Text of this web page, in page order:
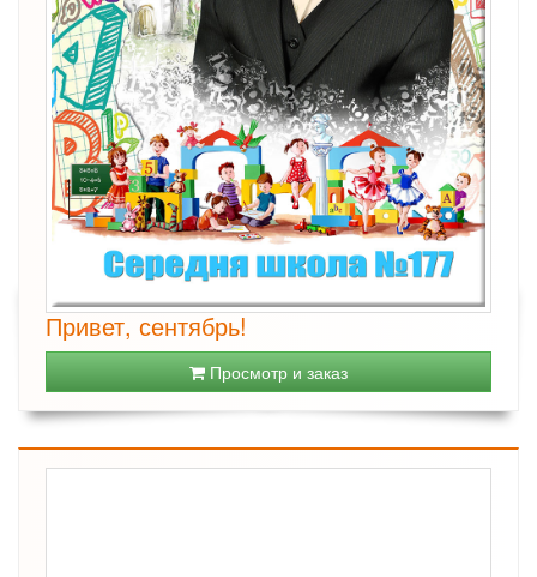
Привет, сентябрь!
Просмотр и заказ